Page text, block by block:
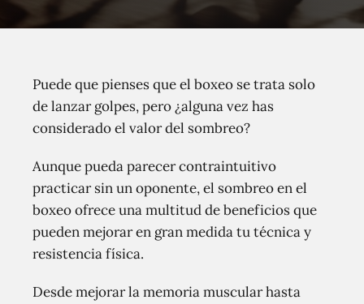
Puede que pienses que el boxeo se trata solo
de lanzar golpes, pero ¿alguna vez has
considerado el valor del sombreo?
Aunque pueda parecer contraintuitivo
practicar sin un oponente, el sombreo en el
boxeo ofrece una multitud de beneficios que
pueden mejorar en gran medida tu técnica y
resistencia física.
Desde mejorar la memoria muscular hasta